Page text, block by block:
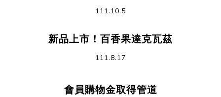
111.10.5
新品上市！百香果達克瓦茲
111.8.17
會員購物金取得管道